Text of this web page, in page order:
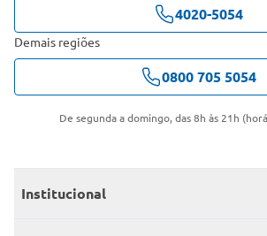
4020-5054
Demais regiões
0800 705 5054
De segunda a domingo, das 8h às 21h
Institucional